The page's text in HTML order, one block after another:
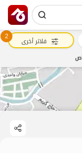
2 فلاتر أخرى